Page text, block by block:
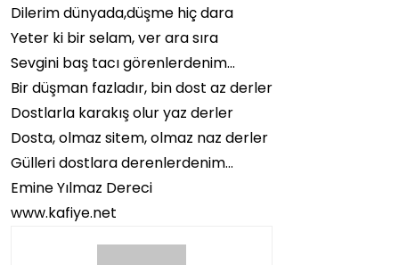
Dilerim dünyada,düşme hiç dara
Yeter ki bir selam, ver ara sıra
Sevgini baş tacı görenlerdenim…
Bir düşman fazladır, bin dost az derler
Dostlarla karakış olur yaz derler
Dosta, olmaz sitem, olmaz naz derler
Gülleri dostlara derenlerdenim…
Emine Yılmaz Dereci
www.kafiye.net